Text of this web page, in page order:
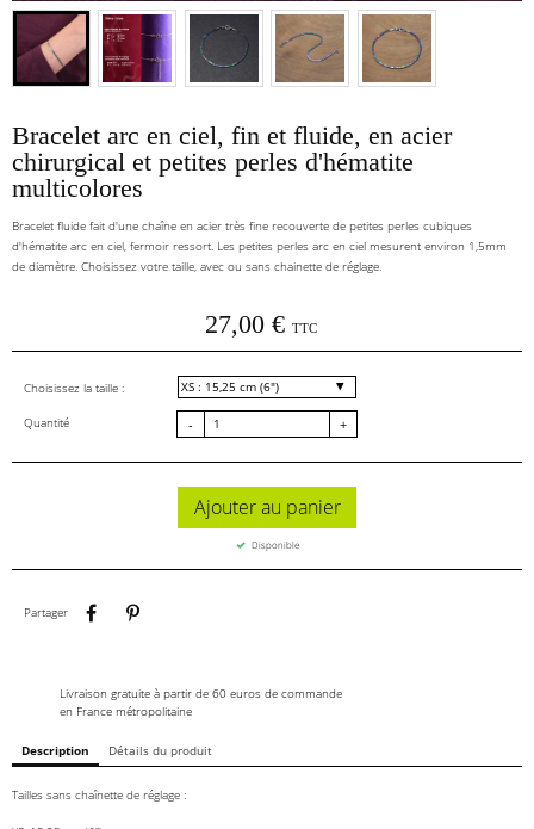
Bracelet arc en ciel, fin et fluide, en acier
chirurgical et petites perles d'hématite
multicolores
Bracelet fluide fait d'une chaîne en acier très fine recouverte de petites perles cubiques
d'hématite arc en ciel, fermoir ressort. Les petites perles arc en ciel mesurent environ 1,5mm
de diamètre. Choisissez votre taille, avec ou sans chainette de réglage.
27,00 € TTC
Choisissez la taille :
Quantité - +
Ajouter au panier
Disponible
Partager
Partager
Livraison gratuite à partir de 60 euros de commande
en France métropolitaine
Description Détails du produit
Tailles sans chaînette de réglage :